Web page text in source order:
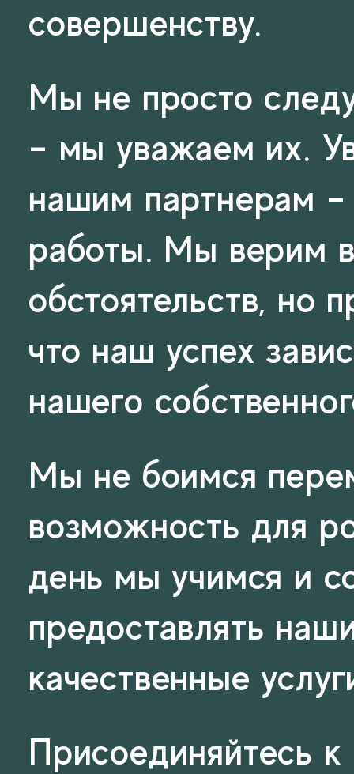
совершенству.
Мы не просто
– мы уважаем их.
нашим партнерам
работы. Мы верим
обстоятельств, но
что наш успех
нашего
Мы не боимся
возможность для
день мы учимся и
предоставлять
качественные
Присоединяйтесь